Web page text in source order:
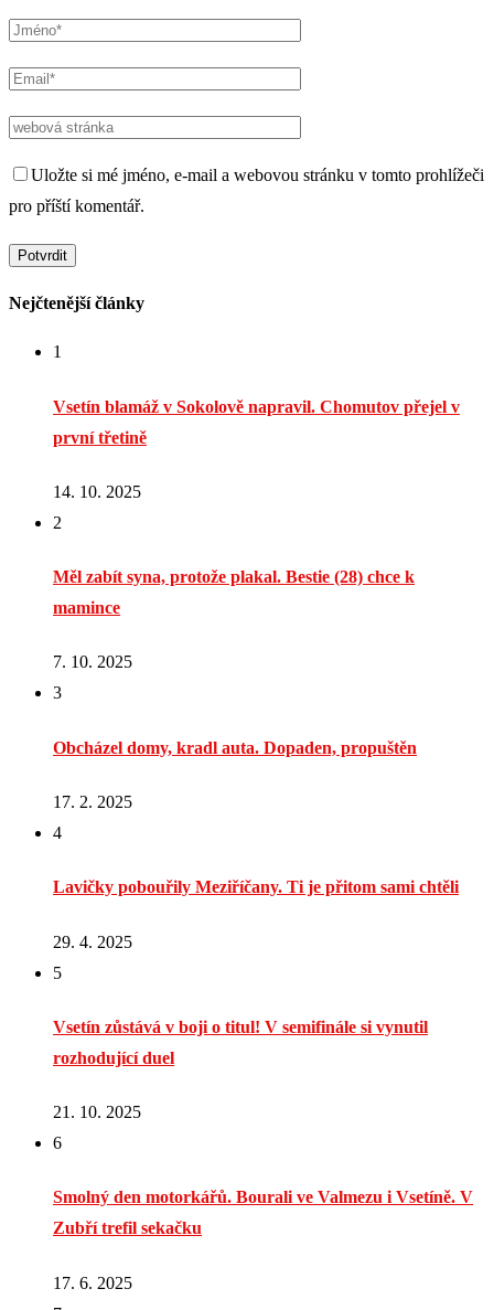
Uložte si mé jméno, e-mail a webovou stránku v tomto prohlížeči
pro příští komentář.
Nejčtenější články
1
Vsetín blamáž v Sokolově napravil. Chomutov přejel v
první třetině
14. 10. 2025
2
Měl zabít syna, protože plakal. Bestie (28) chce k
mamince
7. 10. 2025
3
Obcházel domy, kradl auta. Dopaden, propuštěn
17. 2. 2025
4
Lavičky pobouřily Meziříčany. Ti je přitom sami chtěli
29. 4. 2025
5
Vsetín zůstává v boji o titul! V semifinále si vynutil
rozhodující duel
21. 10. 2025
6
Smolný den motorkářů. Bourali ve Valmezu i Vsetíně. V
Zubří trefil sekačku
17. 6. 2025